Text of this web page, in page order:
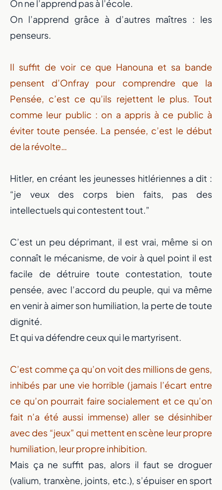
On ne l’apprend pas à l’école.
On l’apprend grâce à d’autres maîtres : les
penseurs.
Il suffit de voir ce que Hanouna et sa bande
pensent d’Onfray pour comprendre que la
Pensée, c’est ce qu’ils rejettent le plus. Tout
comme leur public : on a appris à ce public à
éviter toute pensée. La pensée, c’est le début
de la révolte…
Hitler, en créant les jeunesses hitlériennes a dit :
“je veux des corps bien faits, pas des
intellectuels qui contestent tout.”
C’est un peu déprimant, il est vrai, même si on
connaît le mécanisme, de voir à quel point il est
facile de détruire toute contestation, toute
pensée, avec l’accord du peuple, qui va même
en venir à aimer son humiliation, la perte de toute
dignité.
Et qui va défendre ceux qui le martyrisent.
C’est comme ça qu’on voit des millions de gens,
inhibés par une vie horrible (jamais l’écart entre
ce qu’on pourrait faire socialement et ce qu’on
fait n’a été aussi immense) aller se désinhiber
avec des “jeux” qui mettent en scène leur propre
humiliation, leur propre inhibition.
Mais ça ne suffit pas, alors il faut se droguer
(valium, tranxène, joints, etc.), s’épuiser en sport